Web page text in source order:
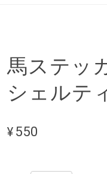
馬ステッ
シェルテ
¥550